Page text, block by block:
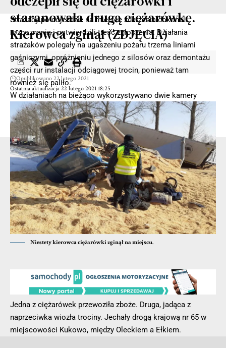
Strażacy po dojeździe na miejsce zdarzenia dokonali
rozpoznania i potwierdzili treść zgłoszenia. Działania
strażaków polegały na ugaszeniu pożaru trzema liniami
gaśniczymi, opróżnieniu jednego z silosów oraz demontażu
części rur instalacji odciągowej trocin, ponieważ tam
również się paliło.
W działaniach na bieżąco wykorzystywano dwie kamery
termowizyjne, strażacy na bieżąco mogli wykluczać
obecność ukrytych zarzewi ognia.
- Reklama -
staranowała drugą ciężarówkę.
Kierowca zginął (ZDJĘCIA)
Ostatnia aktualizacja 22 lutego 2021 18:25
Opublikowano 22 lutego 2021
Niestety kierowca ciężarówki zginął na miejscu.
Jedna z ciężarówek przewoziła zboże. Druga, jadąca z
naprzeciwka wiozła trociny. Jechały drogą krajową nr 65 w
miejscowości Kukowo, między Oleckiem a Ełkiem.